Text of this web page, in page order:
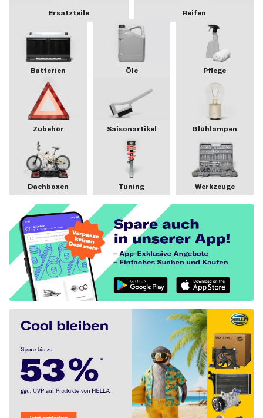
Ersatzteile Reifen
Batterien Öle Pflege
Zubehör Saisonartikel Glühlampen
Dachboxen Tuning Werkzeuge